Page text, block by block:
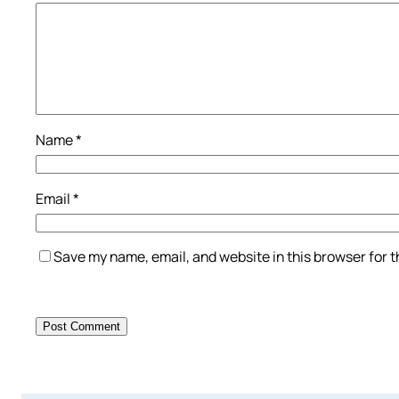
Name*
Email*
Save my name, email, and website in this browser for